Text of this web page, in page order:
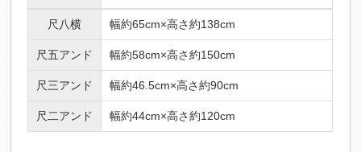
尺八横 幅約65cm×高さ約138cm
尺五アンド 幅約58cm×高さ約150cm
尺三アンド 幅約46.5cm×高さ約90cm
尺二アンド 幅約44cm×高さ約120cm